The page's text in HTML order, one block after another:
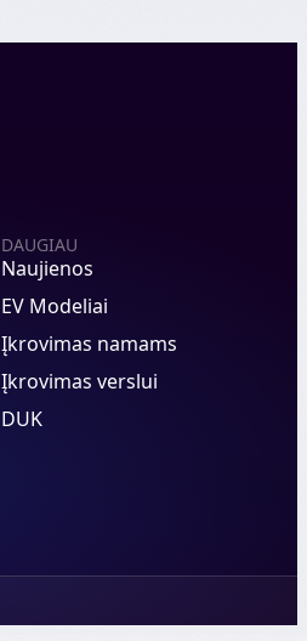
DAUGIAU
Naujienos
EV Modeliai
Įkrovimas namams
Įkrovimas verslui
DUK